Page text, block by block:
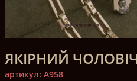
ЯКІРНИЙ
артикул: A958